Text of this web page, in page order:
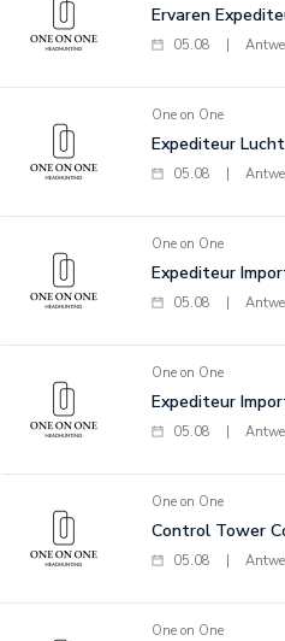
Ervaren
05.08
One on One
Expediteur
05.08
One on One
Expediteur
05.08
One on One
Expediteur
05.08
One on One
Control Tower
05.08
One on One